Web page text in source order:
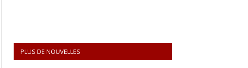
PLUS DE NOUVELLES